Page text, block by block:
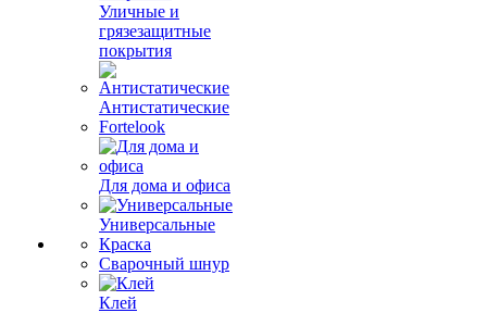
Уличные и
грязезащитные
покрытия
Антистатические
Fortelook
Для дома и офиса
Универсальные
Краска
Сварочный шнур
Клей